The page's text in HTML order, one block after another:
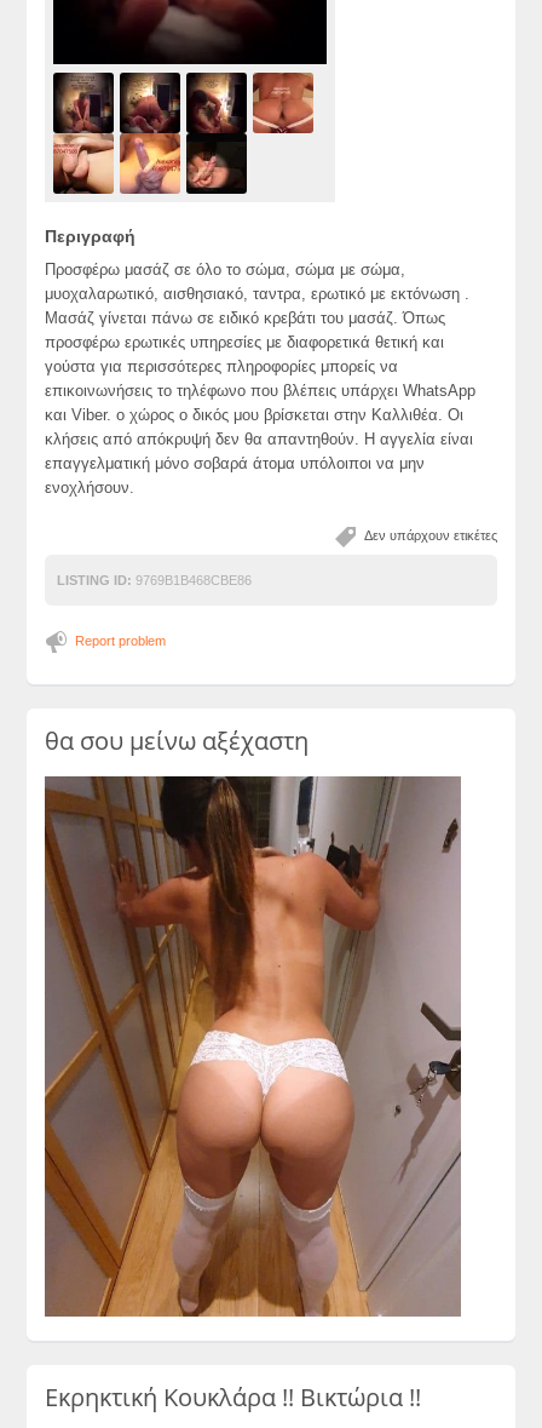
Περιγραφή
Προσφέρω μασάζ σε όλο το σώμα, σώμα με σώμα,
μυοχαλαρωτικό, αισθησιακό, ταντρα, ερωτικό με εκτόνωση .
Μασάζ γίνεται πάνω σε ειδικό κρεβάτι του μασάζ. Όπως
προσφέρω ερωτικές υπηρεσίες με διαφορετικά θετική και
γούστα για περισσότερες πληροφορίες μπορείς να
επικοινωνήσεις το τηλέφωνο που βλέπεις υπάρχει WhatsApp
και Viber. ο χώρος ο δικός μου βρίσκεται στην Καλλιθέα. Οι
κλήσεις από απόκρυψή δεν θα απαντηθούν. Η αγγελία είναι
επαγγελματική μόνο σοβαρά άτομα υπόλοιποι να μην
ενοχλήσουν.
Δεν υπάρχουν ετικέτες
LISTING ID: 9769B1B468CBE86
Report problem
θα σου μείνω αξέχαστη
Εκρηκτική Κουκλάρα !! Βικτώρια !!